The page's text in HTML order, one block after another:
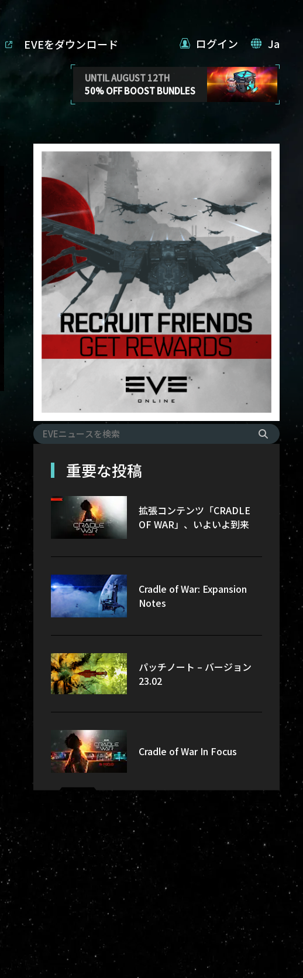
EVEをダウンロード
UNTIL AUGUST 12TH
50% OFF BOOST BUNDLES
ログイン Ja
重要な投稿
拡張コンテンツ「CRADLE
OF WAR」、いよいよ到来
Cradle of War: Expansion
Notes
パッチノート – バージョン
23.02
Cradle of War In Focus